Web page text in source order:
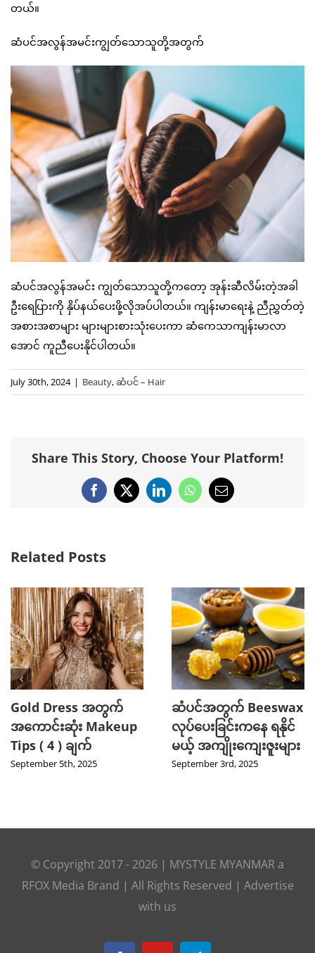
တယ်။
ဆံပင်အလွန်အမင်းကျွတ်သောသူတို့အတွက်
ဆံပင်အလွန်အမင်း ကျွတ်သောသူတို့ကတော့ အုန်းဆီလိမ်းတဲ့အခါ
ဦးရေပြားကို နှိပ်နယ်ပေးဖို့လိုအပ်ပါတယ်။ ကျန်းမာရေးနဲ့ ညီညွှတ်တဲ့
အစားအစာများ များများစားသုံးပေးကာ ဆံကေသာကျန်းမာလာ
အောင် ကူညီပေးနိုင်ပါတယ်။
July 30th, 2024 | Beauty,ဆံပင် – Hair
Share This Story, Choose Your Platform!
Facebook
X LinkedInWhatsApp
Email
Related Posts
Gold Dress အတွက်
အကောင်းဆုံး Makeup
Tips ( 4 ) ချက်
September 5th, 2025
ဆံပင်အတွက် Beeswax
လုပ်ပေးခြင်းကနေ ရနိုင်
မယ့် အကျိုးကျေးဇူးများ
September 3rd, 2025
© Copyright 2017 - 2026 | MYSTYLE MYANMAR a
RFOX Media Brand | All Rights Reserved | Advertise
with us